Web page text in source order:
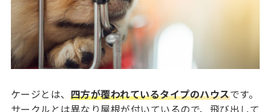
ケージとは、 四方が覆われているタイプのハウスです。
サークルとは異なり屋根が付いているので、飛び出して